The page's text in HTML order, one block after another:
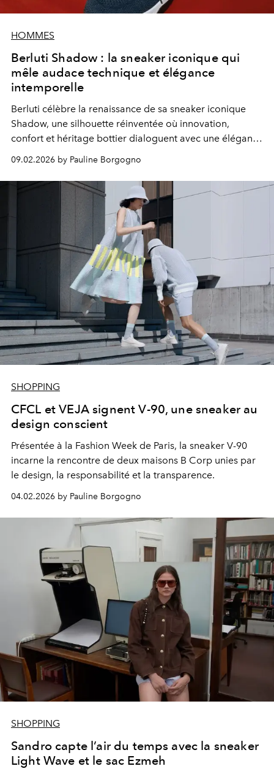
HOMMES
Berluti Shadow : la sneaker iconique qui
mêle audace technique et élégance
intemporelle
Berluti célèbre la renaissance de sa sneaker iconique
Shadow, une silhouette réinventée où innovation,
confort et héritage bottier dialoguent avec une élégance
09.02.2026 by Pauline Borgogno
SHOPPING
CFCL et VEJA signent V-90, une sneaker au
design conscient
Présentée à la Fashion Week de Paris, la sneaker V-90
incarne la rencontre de deux maisons B Corp unies par
le design, la responsabilité et la transparence.
04.02.2026 by Pauline Borgogno
SHOPPING
Sandro capte l’air du temps avec la sneaker
Light Wave et le sac Ezmeh